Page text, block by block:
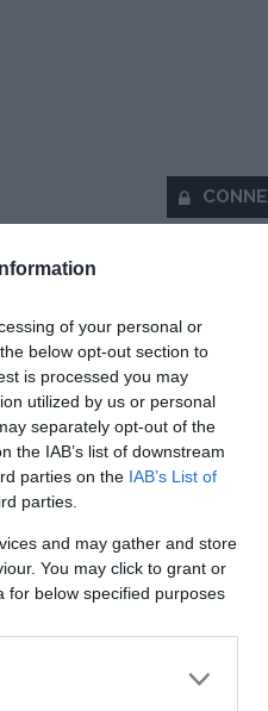
of your personal or
below opt-out section to
is processed you may
utilized by us or personal
separately opt-out of the
the IAB’s list of downstream
parties on the IAB’s List of
parties.
and may gather and store
You may click to grant or
for below specified purposes
Se souvenir